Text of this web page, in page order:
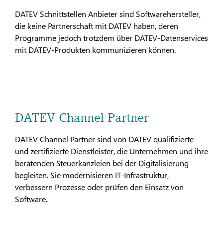
DATEV Schnittstellen Anbieter sind Softwarehersteller,
die keine Partnerschaft mit DATEV haben, deren
Programme jedoch trotzdem über DATEV-Datenservices
mit DATEV-Produkten kommunizieren können.
DATEV Channel Partner
DATEV Channel Partner sind von DATEV qualifizierte
und zertifizierte Dienstleister, die Unternehmen und ihre
beratenden Steuerkanzleien bei der Digitalisierung
begleiten. Sie modernisieren IT-Infrastruktur,
verbessern Prozesse oder prüfen den Einsatz von
Software.